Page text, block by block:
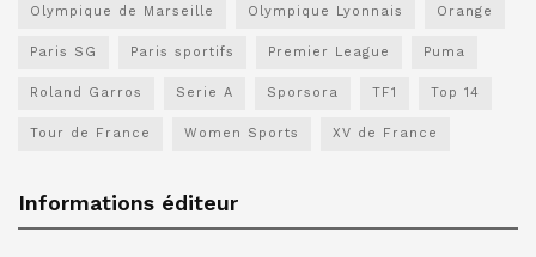
Olympique de Marseille Olympique Lyonnais Orange
Paris SG Paris sportifs Premier League Puma
Roland Garros Serie A Sporsora TF1 Top 14
Tour de France Women Sports XV de France
Informations éditeur